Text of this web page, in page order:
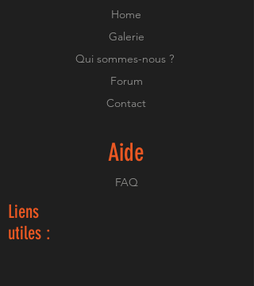
Home
Galerie
Qui sommes-nous ?
Forum
Contact
Aide
FAQ
Liens
utiles :